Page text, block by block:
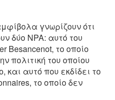
γνωρίζουν ότι
δύο NPA: αυτό του
Besancenot, το οποίο
πολιτική του οποίου
αυτό που εκδίδει το
το οποίο δεν